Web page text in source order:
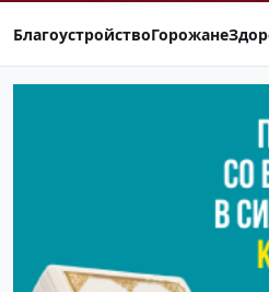
БлагоустройствоГорожане